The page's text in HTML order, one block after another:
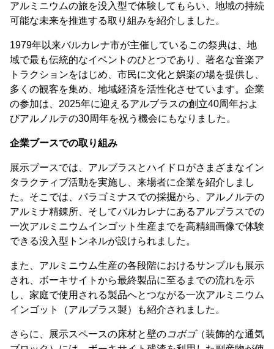
アルミニウムの旅を没入型で体験してもらい、地域の持続
可能な未来を推進する取り組みを紹介しました。
1979年以来バルカレナ市が主催しているこの祭典は、地
域で最も伝統的なイベントのひとつであり、著名な音楽ア
トラクションをはじめ、市民に文化と娯楽の場を提供し、
多くの観客を集め、地域経済を活性化させています。企業
の参加は、2025年に迎えるアルブラスの創立40周年およ
びアルノルテの30周年を祝う機会にもなりました。
企業ブースでの取り組み
展示ブースでは、アルブラスとハイドロがさまざまなイン
タラクティブ活動を実施し、来場者に企業を紹介しまし
た。そこでは、パラゴミナスでの採掘から、アルノルテの
アルミナ精錬所、そしてバルカレナにあるアルブラスでの
一次アルミニウムインゴット生産までを高精細画像で体験
できる没入型トンネルが設けられました。
また、アルミニウム生産の各段階におけるサンプルも展示
され、ボーキサイトから最終製品に至るまでの流れを示
し、家庭で使用される製品へとつながる一次アルミニウム
インゴット（アルブラス製）も紹介されました。
さらに、展示スペースの床材と壁のコボゴ（装飾的な通気